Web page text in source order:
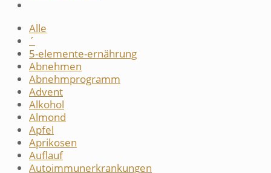
Alle
´
5-elemente-ernährung
Abnehmen
Abnehmprogramm
Advent
Alkohol
Almond
Apfel
Aprikosen
Auflauf
Autoimmunerkrankungen